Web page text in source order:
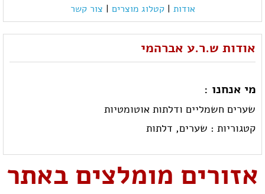
אודות | קטלוג מוצרים | צור קשר
אודות ש.ר.ע אברהמי
מי אנחנו :
שערים חשמליים ודלתות אוטומטיות
קטגוריות : שערים, דלתות
אזורים מומלצים באתר